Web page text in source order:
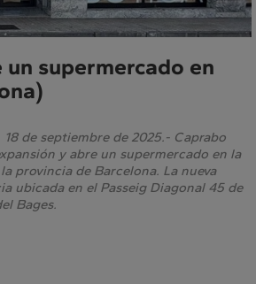
supermercado en
18 de septiembre de 2025.- Caprabo
y abre un supermercado en la
provincia de Barcelona. La nueva
ubicada en el Passeig Diagonal 45 de
Bages.